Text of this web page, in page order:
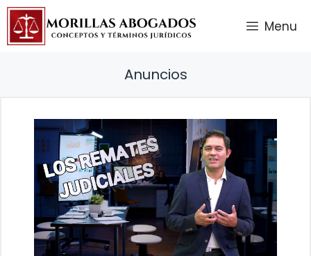
Saltar
contenido
Menu
Anuncios